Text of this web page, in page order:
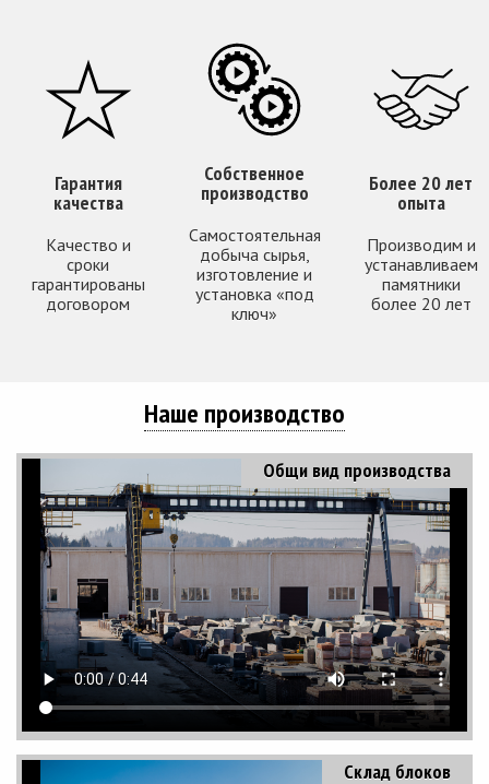
Гарантия
качества
Качество и
сроки
гарантированы
договором
Собственное
производство
Самостоятельная
добыча сырья,
изготовление и
установка «под
ключ»
Более 20 лет
опыта
Производим и
устанавливаем
памятники
более 20 лет
Наше производство
Общи вид производства
Склад блоков